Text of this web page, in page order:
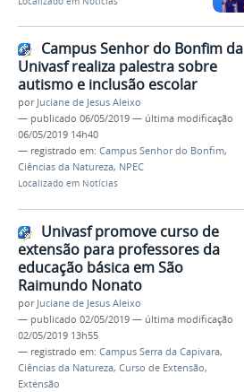
Campus Senhor do Bonfim da
Univasf realiza palestra sobre
autismo e inclusão escolar
por Juciane de Jesus Aleixo
— publicado 06/05/2019 — última modificação
06/05/2019 14h40
— registrado em: Campus Senhor do Bonfim,
Ciências da Natureza, NPEC
Localizado em Notícias
Univasf promove curso de
extensão para professores da
educação básica em São
Raimundo Nonato
por Juciane de Jesus Aleixo
— publicado 02/05/2019 — última modificação
02/05/2019 13h55
— registrado em: Campus Serra da Capivara,
Ciências da Natureza, Curso de Extensão,
Extensão